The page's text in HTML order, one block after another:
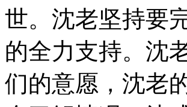
世。沈老坚持要
的全力支持。沈
们的意愿，沈老